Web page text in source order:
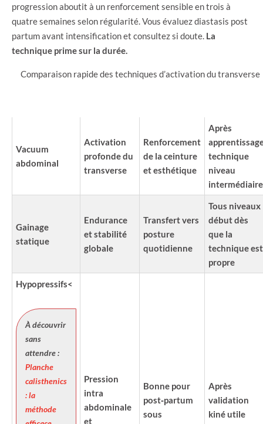
progression aboutit à un renforcement sensible en trois à
quatre semaines selon régularité. Vous évaluez diastasis post
partum avant intensification et consultez si doute. La
technique prime sur la durée.
Comparaison rapide des techniques d’activation du transverse
Vacuum
abdominal
Activation
profonde du
transverse
Renforcement
de la ceinture
et esthétique
Après
technique
niveau
intermédiaire
Gainage
statique
Endurance
et stabilité
globale
Transfert vers
posture
quotidienne
Tous niveaux
début dès
que la
technique est
propre
Hypopressifs<
À découvrir
sans
attendre :
Planche
calisthenics
: la
méthode
Pression
intra
abdominale
et
Bonne pour
post‑partum
sous
Après
validation
kiné utile